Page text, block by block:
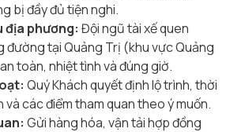
bị đầy đủ tiện nghi.
địa phương: Đội ngũ tài xế quen
đường tại Quảng Trị (khu vực Quảng
toàn, nhiệt tình và đúng giờ.
Quý Khách quyết định lộ trình, thời
và các điểm tham quan theo ý muốn.
Gửi hàng hóa, vận tải hợp đồng